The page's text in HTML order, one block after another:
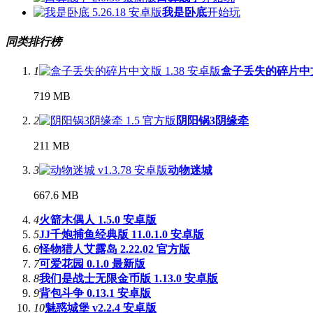
我是卧底开始玩
同类排行榜
1 盒子丢失的碎片中
719 MB
2 阴阳锅3阴缘牵
211 MB
3 动物迷城
667.6 MB
4火箭木偶人 1.5.0 安卓版
5JJ千炮捕鱼经典版 11.0.1.0 安卓版
6怪物猎人艾露岛 2.22.02 官方版
7可爱花园 0.1.0 最新版
8我们是战士无限金币版 1.13.0 安卓版
9背包斗争 0.13.1 安卓版
10魅惑城堡 v2.2.4 安卓版